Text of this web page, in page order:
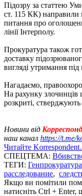
Підозру за статтею
ст. 115 КК) направили
питання про
лінії Інтерполу.
Прокуратура також
доставку
вигляді утримання
Нагадаємо,
На рахунку злочинців
розкриті,
Новини від
наш канал https://t.me/
Читайте
СПЕЦТЕМА:
ТЕГИ: Генпрокуратура
расследование,
Якщо ви помітили
натисніть Ctrl + Enter,